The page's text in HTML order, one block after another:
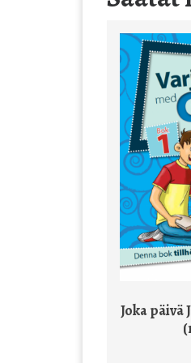
Joka päivä